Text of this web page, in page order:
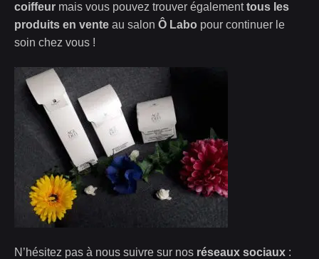
coiffeur mais vous pouvez trouver égalementtous les
produits en vente au salon Ô Labo pour continuer le
soin chez vous !
N’hésitez pas à nous suivre sur nos réseaux sociaux :